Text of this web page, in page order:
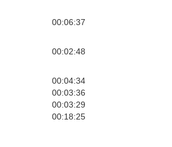
00:06:37
00:02:48
00:04:34
00:03:36
00:03:29
00:18:25